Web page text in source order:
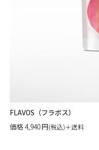
FLAVOS（フラボス）
価格4,940円(税込)＋送料